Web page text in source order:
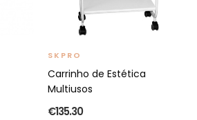
SKPRO
Carrinho de Estética
Multiusos
€135.30